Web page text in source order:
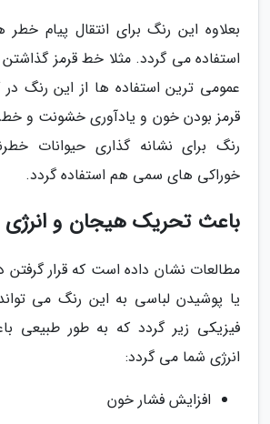
بعلاوه این رنگ برای انتقال پیام
استفاده می گردد. مثلا خط قرمز گذاشتن
عمومی ترین استفاده ها از این رنگ
قرمز بودن خون و یادآوری خشونت و
رنگ برای نشانه گذاری حیوانات
خوراکی های سمی هم استفاده گردد.
باعث تحریک هیجان و
مطالعات نشان داده است که قرار
یا پوشیدن لباسی به این رنگ می
فیزیکی زیر گردد که به طور طبیعی
انرژی شما می گردد:
افزایش فشار خون